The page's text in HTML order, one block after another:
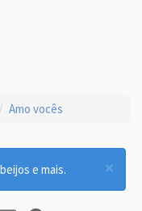
Amo vocês
×
e mais.